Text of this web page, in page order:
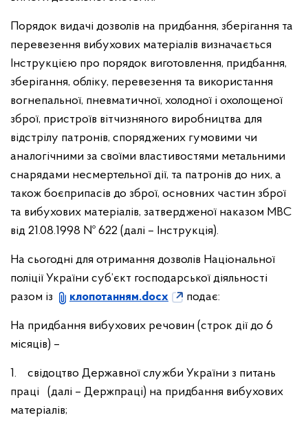
Порядок видачі дозволів на придбання, зберігання та
перевезення вибухових матеріалів визначається
Інструкцією про порядок виготовлення, придбання,
зберігання, обліку, перевезення та використання
вогнепальної, пневматичної, холодної і охолощеної
зброї, пристроїв вітчизняного виробництва для
відстрілу патронів, споряджених гумовими чи
аналогічними за своїми властивостями метальними
снарядами несмертельної дії, та патронів до них, а
також боєприпасів до зброї, основних частин зброї
та вибухових матеріалів, затвердженої наказом МВС
від 21.08.1998 № 622 (далі – Інструкція).
На сьогодні для отримання дозволів Національної
поліції України суб’єкт господарської діяльності
разом із
клопотанням.docx подає:
На придбання вибухових речовин (строк дії до 6
місяців) –
1. свідоцтво Державної служби України з питань
праці (далі – Держпраці) на придбання вибухових
матеріалів;